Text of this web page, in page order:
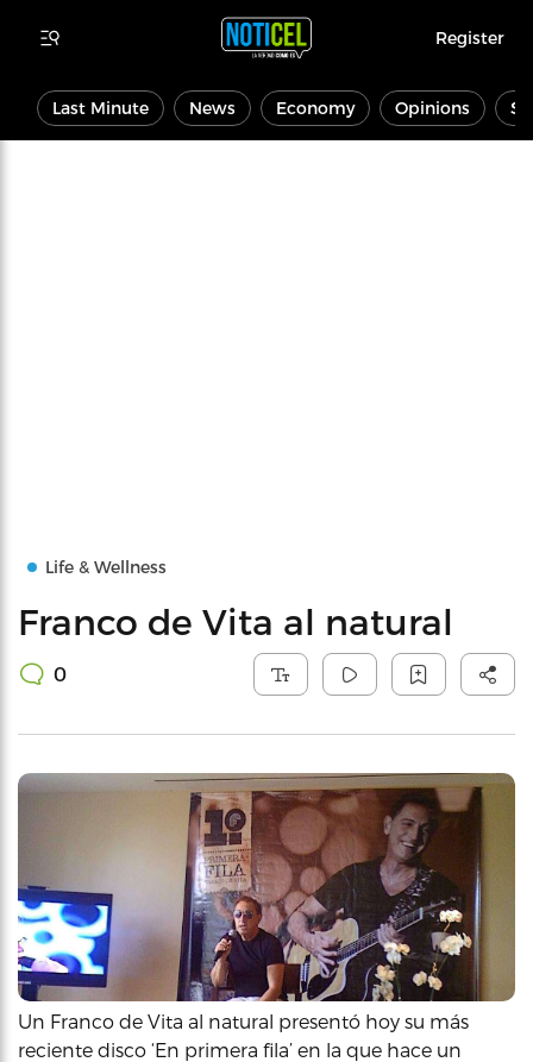
Register
Last Minute News Economy Opinions
Life & Wellness
Franco de Vita al natural
0
Un Franco de Vita al natural presentó hoy su más
reciente disco ‘En primera fila’ en la que hace un